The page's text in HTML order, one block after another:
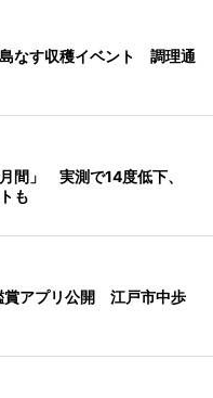
なす収穫イベント 調理通
間」 実測で14度低下、
も
賞アプリ公開 江戸市中歩